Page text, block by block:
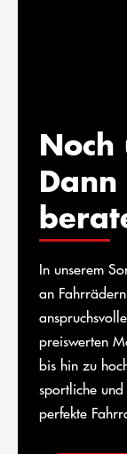
Noch
In unserem
an
preiswerten
bis hin zu
sportliche
perfekte